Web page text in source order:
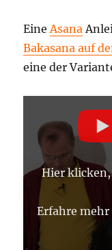
EineAsana
Bakasana auf
eine der
„KRANICH-
HALTUNG
BAKASANA
AUF
DEN
HÄNDEN
–
YOGA
ASANA
LEXIKON“
VON
YOUTUBE
ANZEIGEN
Hier
Erfahre